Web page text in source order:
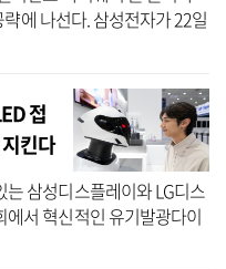
에 나선다. 삼성전자가 22일
서 ‘인텔리전트 아이웨어’의
접
킨다
삼성디스플레이와 LG디스
서 혁신적인 유기발광다이
삼성·LG 양사는 신성장동력